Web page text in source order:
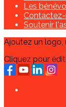
Les
Soutenir
Ajoutez un logo,
Cliquez pour